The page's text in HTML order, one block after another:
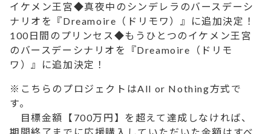
イケメン王宮◆真夜中のシンデレラのバースデーシ
ナリオを『Dreamoire（ドリモワ）』に追加決定！
100日間のプリンセス◆もうひとつのイケメン王宮
のバースデーシナリオを『Dreamoire（ドリモ
ワ）』に追加決定！
※こちらのプロジェクトはAll or Nothing方式で
す。
目標金額【700万円】を超えて達成しなければ、